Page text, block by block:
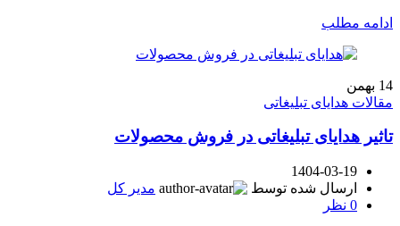
ادامه مطلب
14 بهمن
مقالات هدایای تبلیغاتی
تاثیر هدایای تبلیغاتی در فروش محصولات
1404-03-19
ارسال شده توسط
مدیر کل
0 نظر